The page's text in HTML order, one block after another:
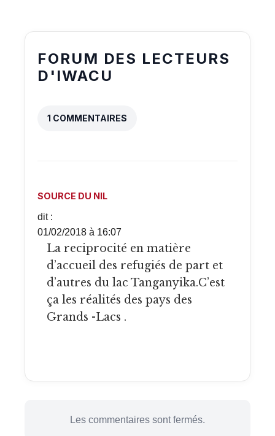
FORUM DES LECTEURS
D'IWACU
1 COMMENTAIRES
SOURCE DU NIL
dit :
01/02/2018 à 16:07
La reciprocité en matière
d’accueil des refugiés de part et
d’autres du lac Tanganyika.C’est
ça les réalités des pays des
Grands -Lacs .
Les commentaires sont fermés.